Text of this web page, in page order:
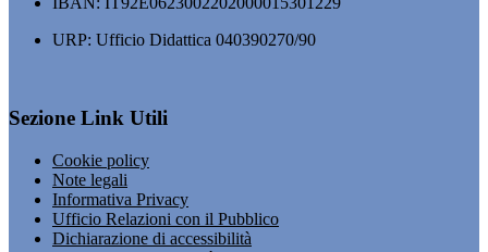
URP: Ufficio Didattica 040390270/90
Sezione Link Utili
Cookie policy
Note legali
Informativa Privacy
Ufficio Relazioni con il Pubblico
Dichiarazione di accessibilità